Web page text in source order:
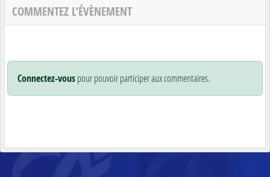
COMMENTEZ L’ÉVÈNEMENT
Connectez-vouspour pouvoir participer aux commentaires.